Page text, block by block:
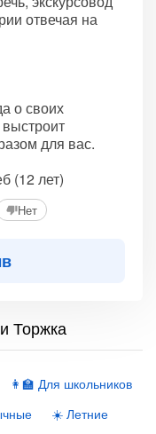
отвечая на
о своих
для вас.
(12 лет)
Нет
Торжка
👩‍🏫 Для школьников
☀️ Летние